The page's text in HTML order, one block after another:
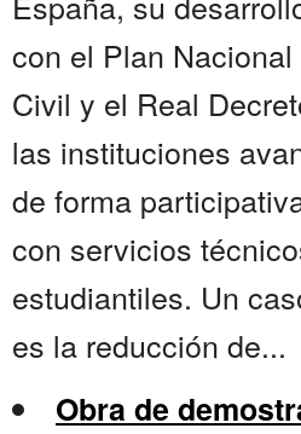
con el Plan
Civil y el Real
las instituciones
de forma
con servicios
estudiantiles. Un
es la reducción de...
Obra de